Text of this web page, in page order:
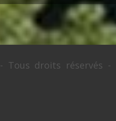
- Tous droits réservés -